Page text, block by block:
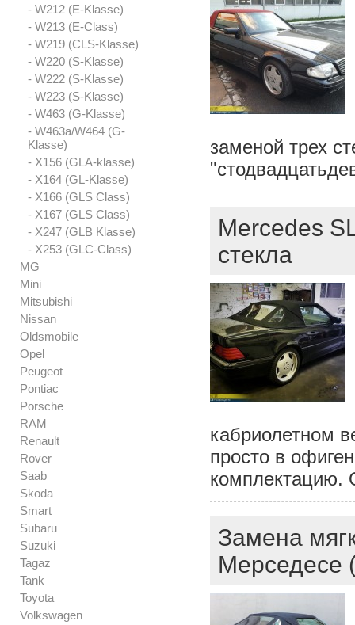
- W212 (E-Klasse)
- W213 (E-Class)
- W219 (CLS-Klasse)
- W220 (S-Klasse)
- W222 (S-Klasse)
- W223 (S-Klasse)
- W463 (G-Klasse)
- W463a/W464 (G-
Klasse)
- X156 (GLA-klasse)
- X164 (GL-Klasse)
- X166 (GLS Class)
- X167 (GLS Class)
- X247 (GLB Klasse)
- X253 (GLC-Class)
MG
Mini
Mitsubishi
Nissan
Oldsmobile
Opel
Peugeot
Pontiac
Porsche
RAM
Renault
Rover
Saab
Skoda
Smart
Subaru
Suzuki
Tagaz
Tank
Toyota
Volkswagen
заменой трех
Mercedes
стекла
кабриолетном
просто в
комплектацию.
Замена
Мерседесе